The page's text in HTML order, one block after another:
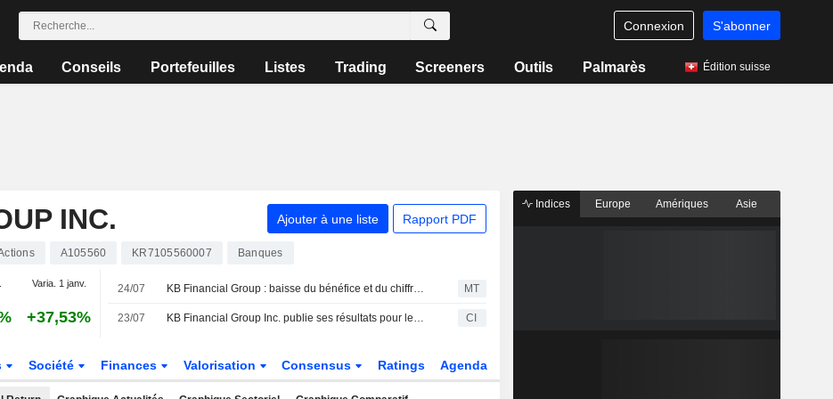
Connexion S'abonner
Conseils Portefeuilles Listes Trading Screeners Outils Palmarès Édition suisse
INC. Ajouter à une liste Rapport PDF
A105560 KR7105560007 Banques
Varia. 1 janv.
+37,53%
24/07 KB Financial Group : baisse du bénéfice et du chiffre d'affaires au deuxième trimestre ; l'action chute de 5 % MT
23/07 KB Financial Group Inc. publie ses résultats pour le premier semestre clos le 30 juin 2026 CI
Société Finances Valorisation Consensus Ratings Agenda
Indices Europe Amériques Asie